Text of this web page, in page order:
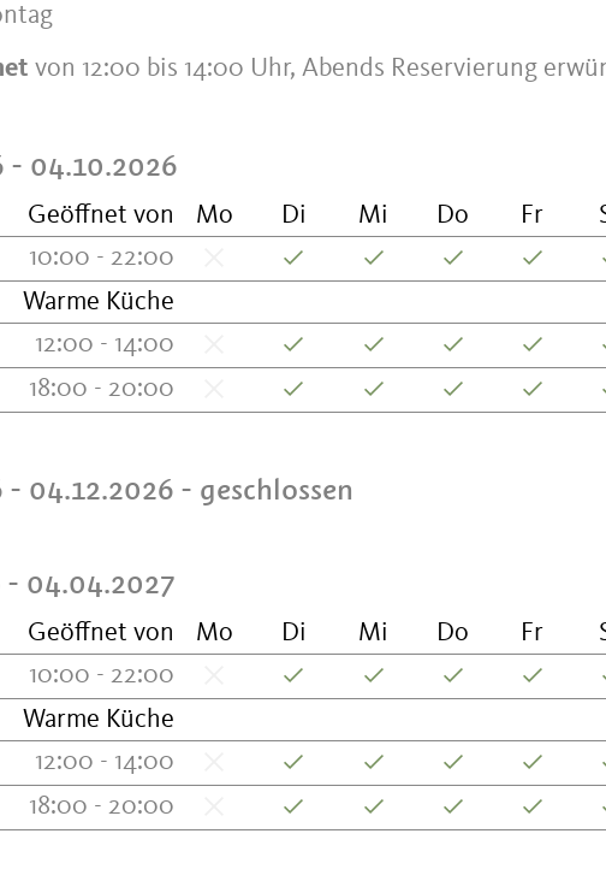
von 12:00 bis 14:00 Uhr, Abends Reservierung
- 04.10.2026
Geöffnet von Mo Di Mi Do Fr
10:00 - 22:00
Warme Küche
12:00 - 14:00
18:00 - 20:00
- 04.12.2026 - geschlossen
- 04.04.2027
Geöffnet von Mo Di Mi Do Fr
10:00 - 22:00
Warme Küche
12:00 - 14:00
18:00 - 20:00